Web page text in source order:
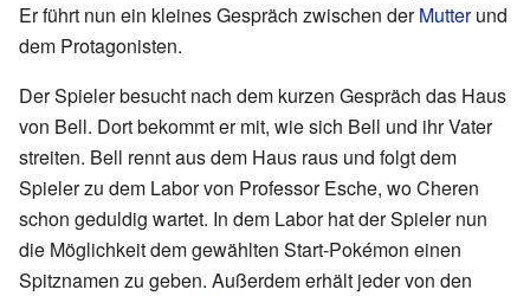
Er führt nun ein kleines Gespräch zwischen derMutterund
dem Protagonisten.
Der Spieler besucht nach dem kurzen Gespräch das Haus
von Bell. Dort bekommt er mit, wie sich Bell und ihr Vater
streiten. Bell rennt aus dem Haus raus und folgt dem
Spieler zu dem Labor von Professor Esche, wo Cheren
schon geduldig wartet. In dem Labor hat der Spieler nun
die Möglichkeit dem gewählten Start-Pokémon einen
Spitznamen zu geben. Außerdem erhält jeder von den